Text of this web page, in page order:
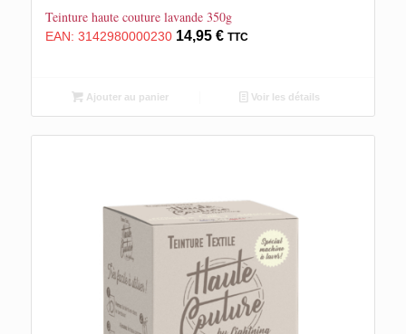
Teinture haute couture lavande 350g
EAN: 3142980000230 14,95 € TTC
Ajouter au panier Voir les détails